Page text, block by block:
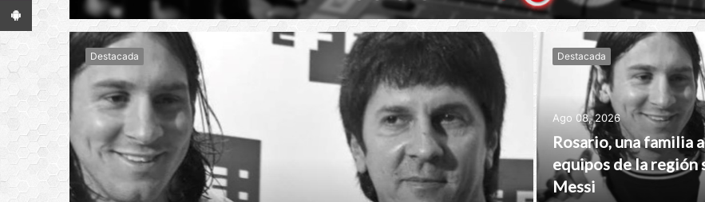
Destacada Destacada
Ago 08, 2026
Rosario, una familia
equipos de la región
Messi